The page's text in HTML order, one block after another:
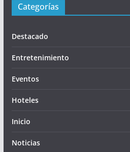
Categorías
Destacado
Entretenimiento
Eventos
Hoteles
Inicio
Noticias